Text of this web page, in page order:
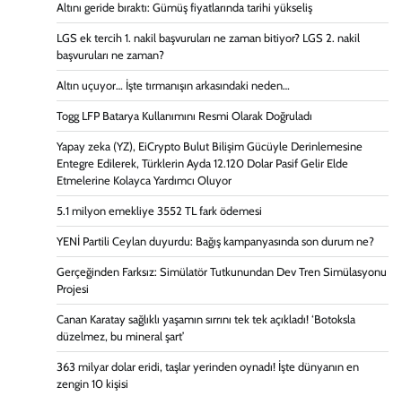
Altını geride bıraktı: Gümüş fiyatlarında tarihi yükseliş
LGS ek tercih 1. nakil başvuruları ne zaman bitiyor? LGS 2. nakil
başvuruları ne zaman?
Altın uçuyor… İşte tırmanışın arkasındaki neden…
Togg LFP Batarya Kullanımını Resmi Olarak Doğruladı
Yapay zeka (YZ), EiCrypto Bulut Bilişim Gücüyle Derinlemesine
Entegre Edilerek, Türklerin Ayda 12.120 Dolar Pasif Gelir Elde
Etmelerine Kolayca Yardımcı Oluyor
5.1 milyon emekliye 3552 TL fark ödemesi
YENİ Partili Ceylan duyurdu: Bağış kampanyasında son durum ne?
Gerçeğinden Farksız: Simülatör Tutkunundan Dev Tren Simülasyonu
Projesi
Canan Karatay sağlıklı yaşamın sırrını tek tek açıkladı! ‘Botoksla
düzelmez, bu mineral şart’
363 milyar dolar eridi, taşlar yerinden oynadı! İşte dünyanın en
zengin 10 kişisi